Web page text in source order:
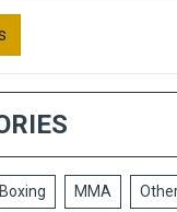
Boxing MMA